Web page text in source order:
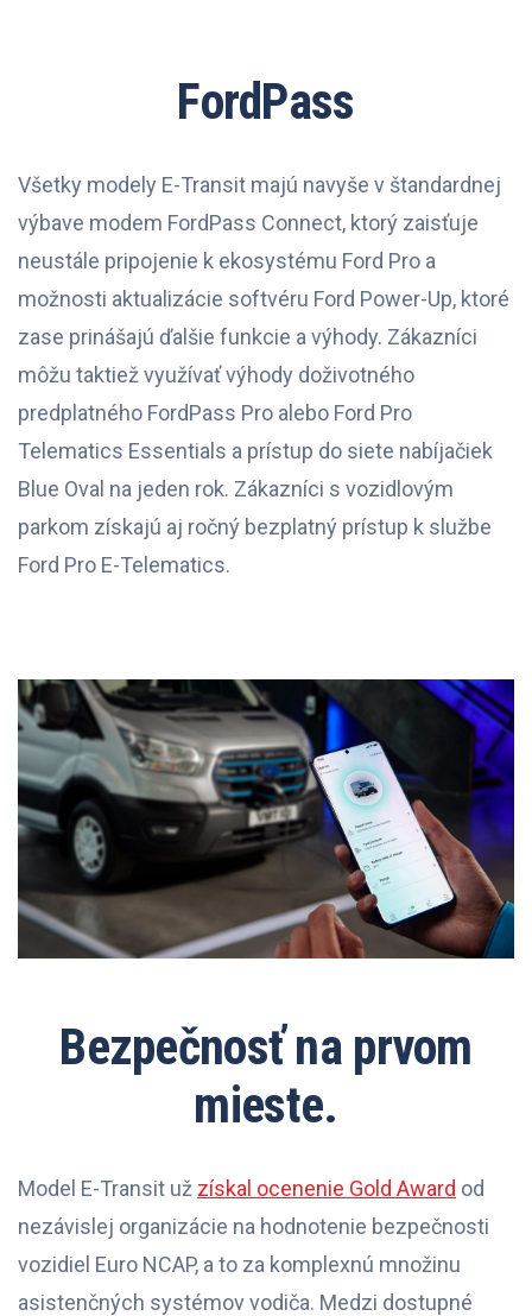
FordPass
Všetky modely E-Transit majú navyše v štandardnej
výbave modem FordPass Connect, ktorý zaisťuje
neustále pripojenie k ekosystému Ford Pro a
možnosti aktualizácie softvéru Ford Power-Up, ktoré
zase prinášajú ďalšie funkcie a výhody. Zákazníci
môžu taktiež využívať výhody doživotného
predplatného FordPass Pro alebo Ford Pro
Telematics Essentials a prístup do siete nabíjačiek
Blue Oval na jeden rok. Zákazníci s vozidlovým
parkom získajú aj ročný bezplatný prístup k službe
Ford Pro E-Telematics.
Bezpečnosť na prvom
mieste.
Model E-Transit už získal ocenenie Gold Award od
nezávislej organizácie na hodnotenie bezpečnosti
vozidiel Euro NCAP, a to za komplexnú množinu
asistenčných systémov vodiča. Medzi dostupné